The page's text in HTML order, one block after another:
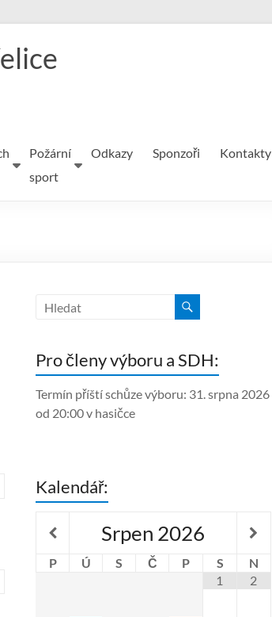
Požární
sport
Odkazy Sponzoři Kontakty
Pro členy výboru a SDH:
Termín příští schůze výboru: 31. srpna 2026
od 20:00 v hasičce
Kalendář:
Srpen 2026
P Ú S Č P S
N
1
2